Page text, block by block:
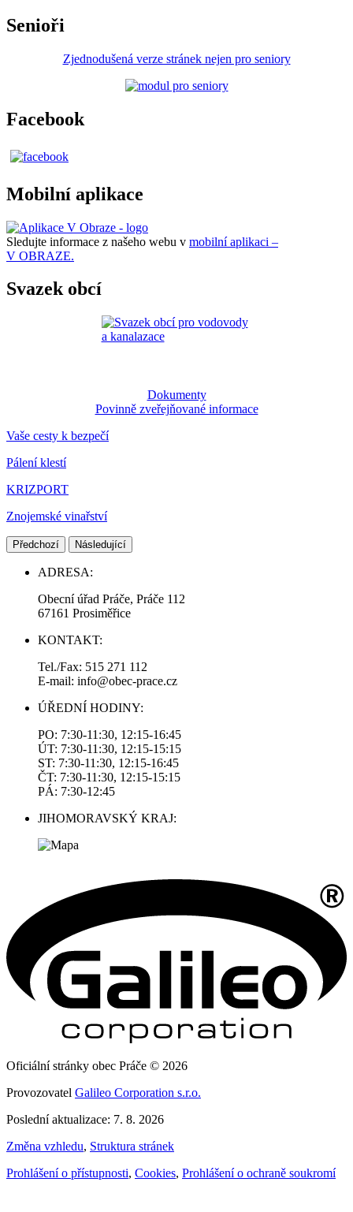
Senioři
Zjednodušená verze stránek nejen pro seniory
Facebook
Mobilní aplikace
Sledujte informace z našeho webu v mobilní aplikaci –
V OBRAZE.
Svazek obcí
Dokumenty
Povinně zveřejňované informace
Vaše cesty k bezpečí
Pálení klestí
KRIZPORT
Znojemské vinařství
Předchozí Následující
ADRESA:
Obecní úřad Práče, Práče 112
67161 Prosiměřice
KONTAKT:
Tel./Fax: 515 271 112
E-mail: info@obec-prace.cz
ÚŘEDNÍ HODINY:
PO: 7:30-11:30, 12:15-16:45
ÚT: 7:30-11:30, 12:15-15:15
ST: 7:30-11:30, 12:15-16:45
ČT: 7:30-11:30, 12:15-15:15
PÁ: 7:30-12:45
JIHOMORAVSKÝ KRAJ:
Oficiální stránky obec Práče © 2026
Provozovatel Galileo Corporation s.r.o.
Poslední aktualizace: 7. 8. 2026
Změna vzhledu, Struktura stránek
Prohlášení o přístupnosti, Cookies, Prohlášení o ochraně soukromí